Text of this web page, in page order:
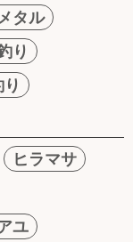
タル
り
ヒラマサ
ユ